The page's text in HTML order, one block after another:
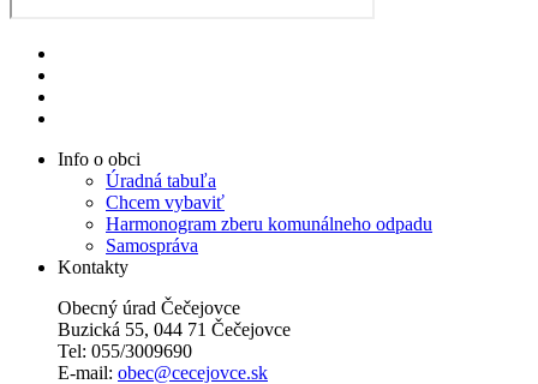
Info o obci
Úradná tabuľa
Chcem vybaviť
Harmonogram zberu komunálneho odpadu
Samospráva
Kontakty
Obecný úrad Čečejovce
Buzická 55, 044 71 Čečejovce
Tel: 055/3009690
E-mail: obec@cecejovce.sk